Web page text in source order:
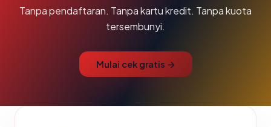
Tanpa pendaftaran. Tanpa kartu kredit. Tanpa kuota
tersembunyi.
Mulai cek gratis →